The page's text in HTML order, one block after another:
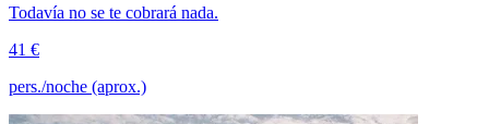
Todavía no se te cobrará nada.
41 €
pers./noche (aprox.)